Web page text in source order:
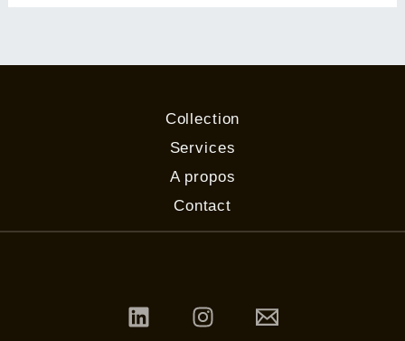
Collection
Services
A propos
Contact